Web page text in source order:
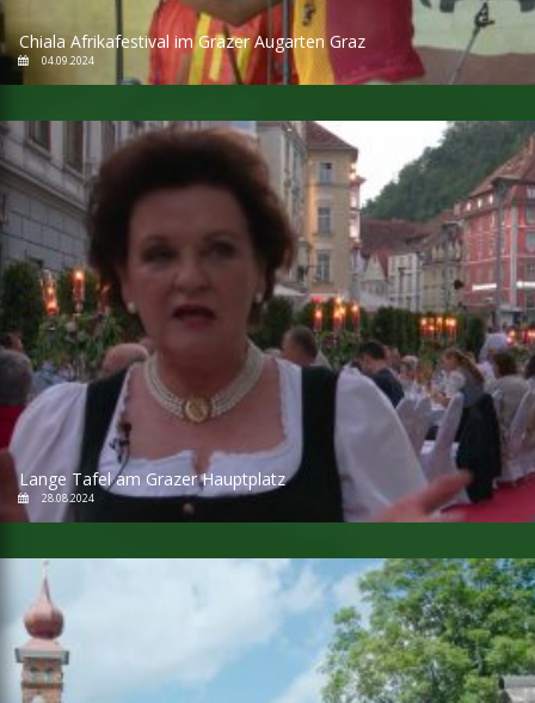
Chiala Afrikafestival im Grazer Augarten Graz
04.09.2024
Lange Tafel am Grazer Hauptplatz
28.08.2024